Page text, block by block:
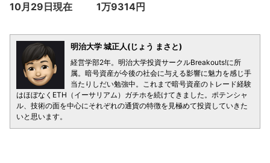
10月29日現在 1万9314円
明治大学 城正人(じょう まさと)
経営学部2年。明治大学投資サークルBreakouts!に所
属。暗号資産が今後の社会に与える影響に魅力を感じ手
当たりしだい勉強中。これまで暗号資産のトレード経験
はほぼなくETH（イーサリアム）ガチホを続けてきました。ポテンシャ
ル、技術の面を中心にそれぞれの通貨の特徴を見極めて投資していきた
いと思います。